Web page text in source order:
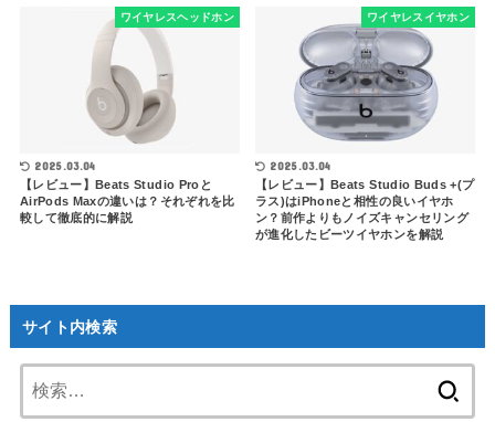
ワイヤレスヘッドホン
2025.03.04
【レビュー】Beats Studio Proと
AirPods Maxの違いは？それぞれを比
較して徹底的に解説
ワイヤレスイヤホン
2025.03.04
【レビュー】Beats Studio Buds +(プ
ラス)はiPhoneと相性の良いイヤホ
ン？前作よりもノイズキャンセリング
が進化したビーツイヤホンを解説
サイト内検索